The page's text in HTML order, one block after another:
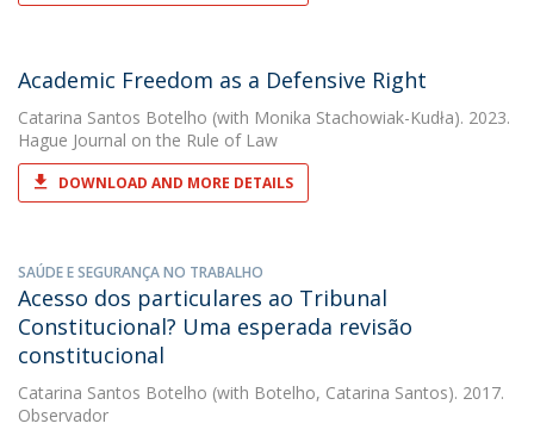
Academic Freedom as a Defensive Right
Catarina Santos Botelho (with Monika Stachowiak-Kudła). 2023.
Hague Journal on the Rule of Law
DOWNLOAD AND MORE DETAILS
SAÚDE E SEGURANÇA NO TRABALHO
Acesso dos particulares ao Tribunal
Constitucional? Uma esperada revisão
constitucional
Catarina Santos Botelho (with Botelho, Catarina Santos). 2017.
Observador